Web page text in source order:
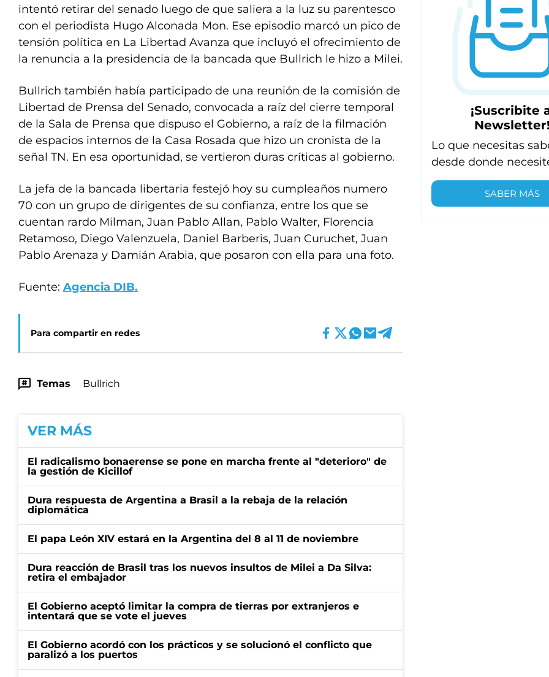
intentó retirar del senado luego de que saliera a la luz su parentesco
con el periodista Hugo Alconada Mon. Ese episodio marcó un pico de
tensión política en La Libertad Avanza que incluyó el ofrecimiento de
la renuncia a la presidencia de la bancada que Bullrich le hizo a Milei.
Bullrich también había participado de una reunión de la comisión de
Libertad de Prensa del Senado, convocada a raíz del cierre temporal
de la Sala de Prensa que dispuso el Gobierno, a raíz de la filmación
de espacios internos de la Casa Rosada que hizo un cronista de la
señal TN. En esa oportunidad, se vertieron duras críticas al gobierno.
La jefa de la bancada libertaria festejó hoy su cumpleaños numero
70 con un grupo de dirigentes de su confianza, entre los que se
cuentan rardo Milman, Juan Pablo Allan, Pablo Walter, Florencia
Retamoso, Diego Valenzuela, Daniel Barberis, Juan Curuchet, Juan
Pablo Arenaza y Damián Arabia, que posaron con ella para una foto.
Fuente: Agencia DIB.
Para compartir en redes
Temas Bullrich
VER MÁS
El radicalismo bonaerense se pone en marcha frente al "deterioro" de
la gestión de Kicillof
Dura respuesta de Argentina a Brasil a la rebaja de la relación
diplomática
El papa León XIV estará en la Argentina del 8 al 11 de noviembre
Dura reacción de Brasil tras los nuevos insultos de Milei a Da Silva:
retira el embajador
El Gobierno aceptó limitar la compra de tierras por extranjeros e
intentará que se vote el jueves
El Gobierno acordó con los prácticos y se solucionó el conflicto que
paralizó a los puertos
¡Suscribite
Newsletter!
Lo que necesitas
desde donde
SABER MÁS